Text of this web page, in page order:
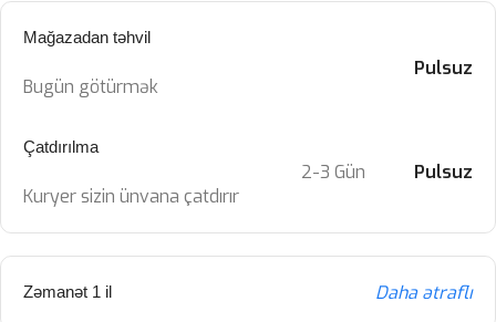
Mağazadan təhvil
Bugün götürmək
Pulsuz
Çatdırılma
Kuryer sizin ünvana çatdırır
2-3 Gün Pulsuz
Zəmanət 1 il Daha ətraflı